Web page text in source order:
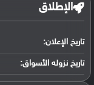
الإطلاق
تاريخ الإعلان:
تاريخ نزوله الأسواق: